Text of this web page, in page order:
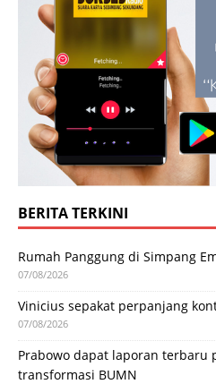
BERITA TERKINI
Rumah Panggung di Simpang
07/08/2026
Vinicius sepakat perpanjang
07/08/2026
Prabowo dapat laporan terbaru
transformasi BUMN